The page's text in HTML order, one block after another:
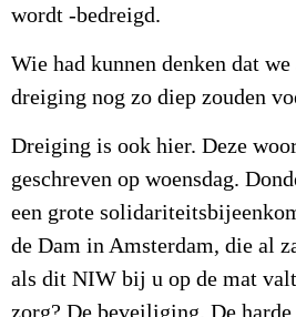
wordt -bedreigd.
Wie had kunnen denken dat
dreiging nog zo diep zouden
Dreiging is ook hier. Deze
geschreven op woensdag.
een grote
de Dam in Amsterdam, die al
als dit NIW bij u op de mat